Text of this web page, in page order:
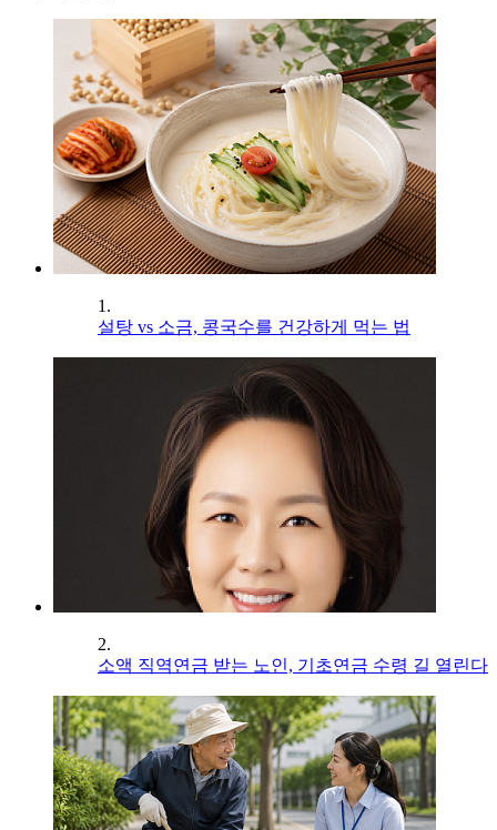
1.
설탕 vs 소금, 콩국수를 건강하게 먹는 법
2.
소액 직역연금 받는 노인, 기초연금 수령 길 열린다